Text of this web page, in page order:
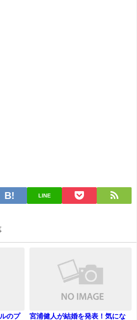
LINE
のプ
宮浦健人が結婚を発表！気にな